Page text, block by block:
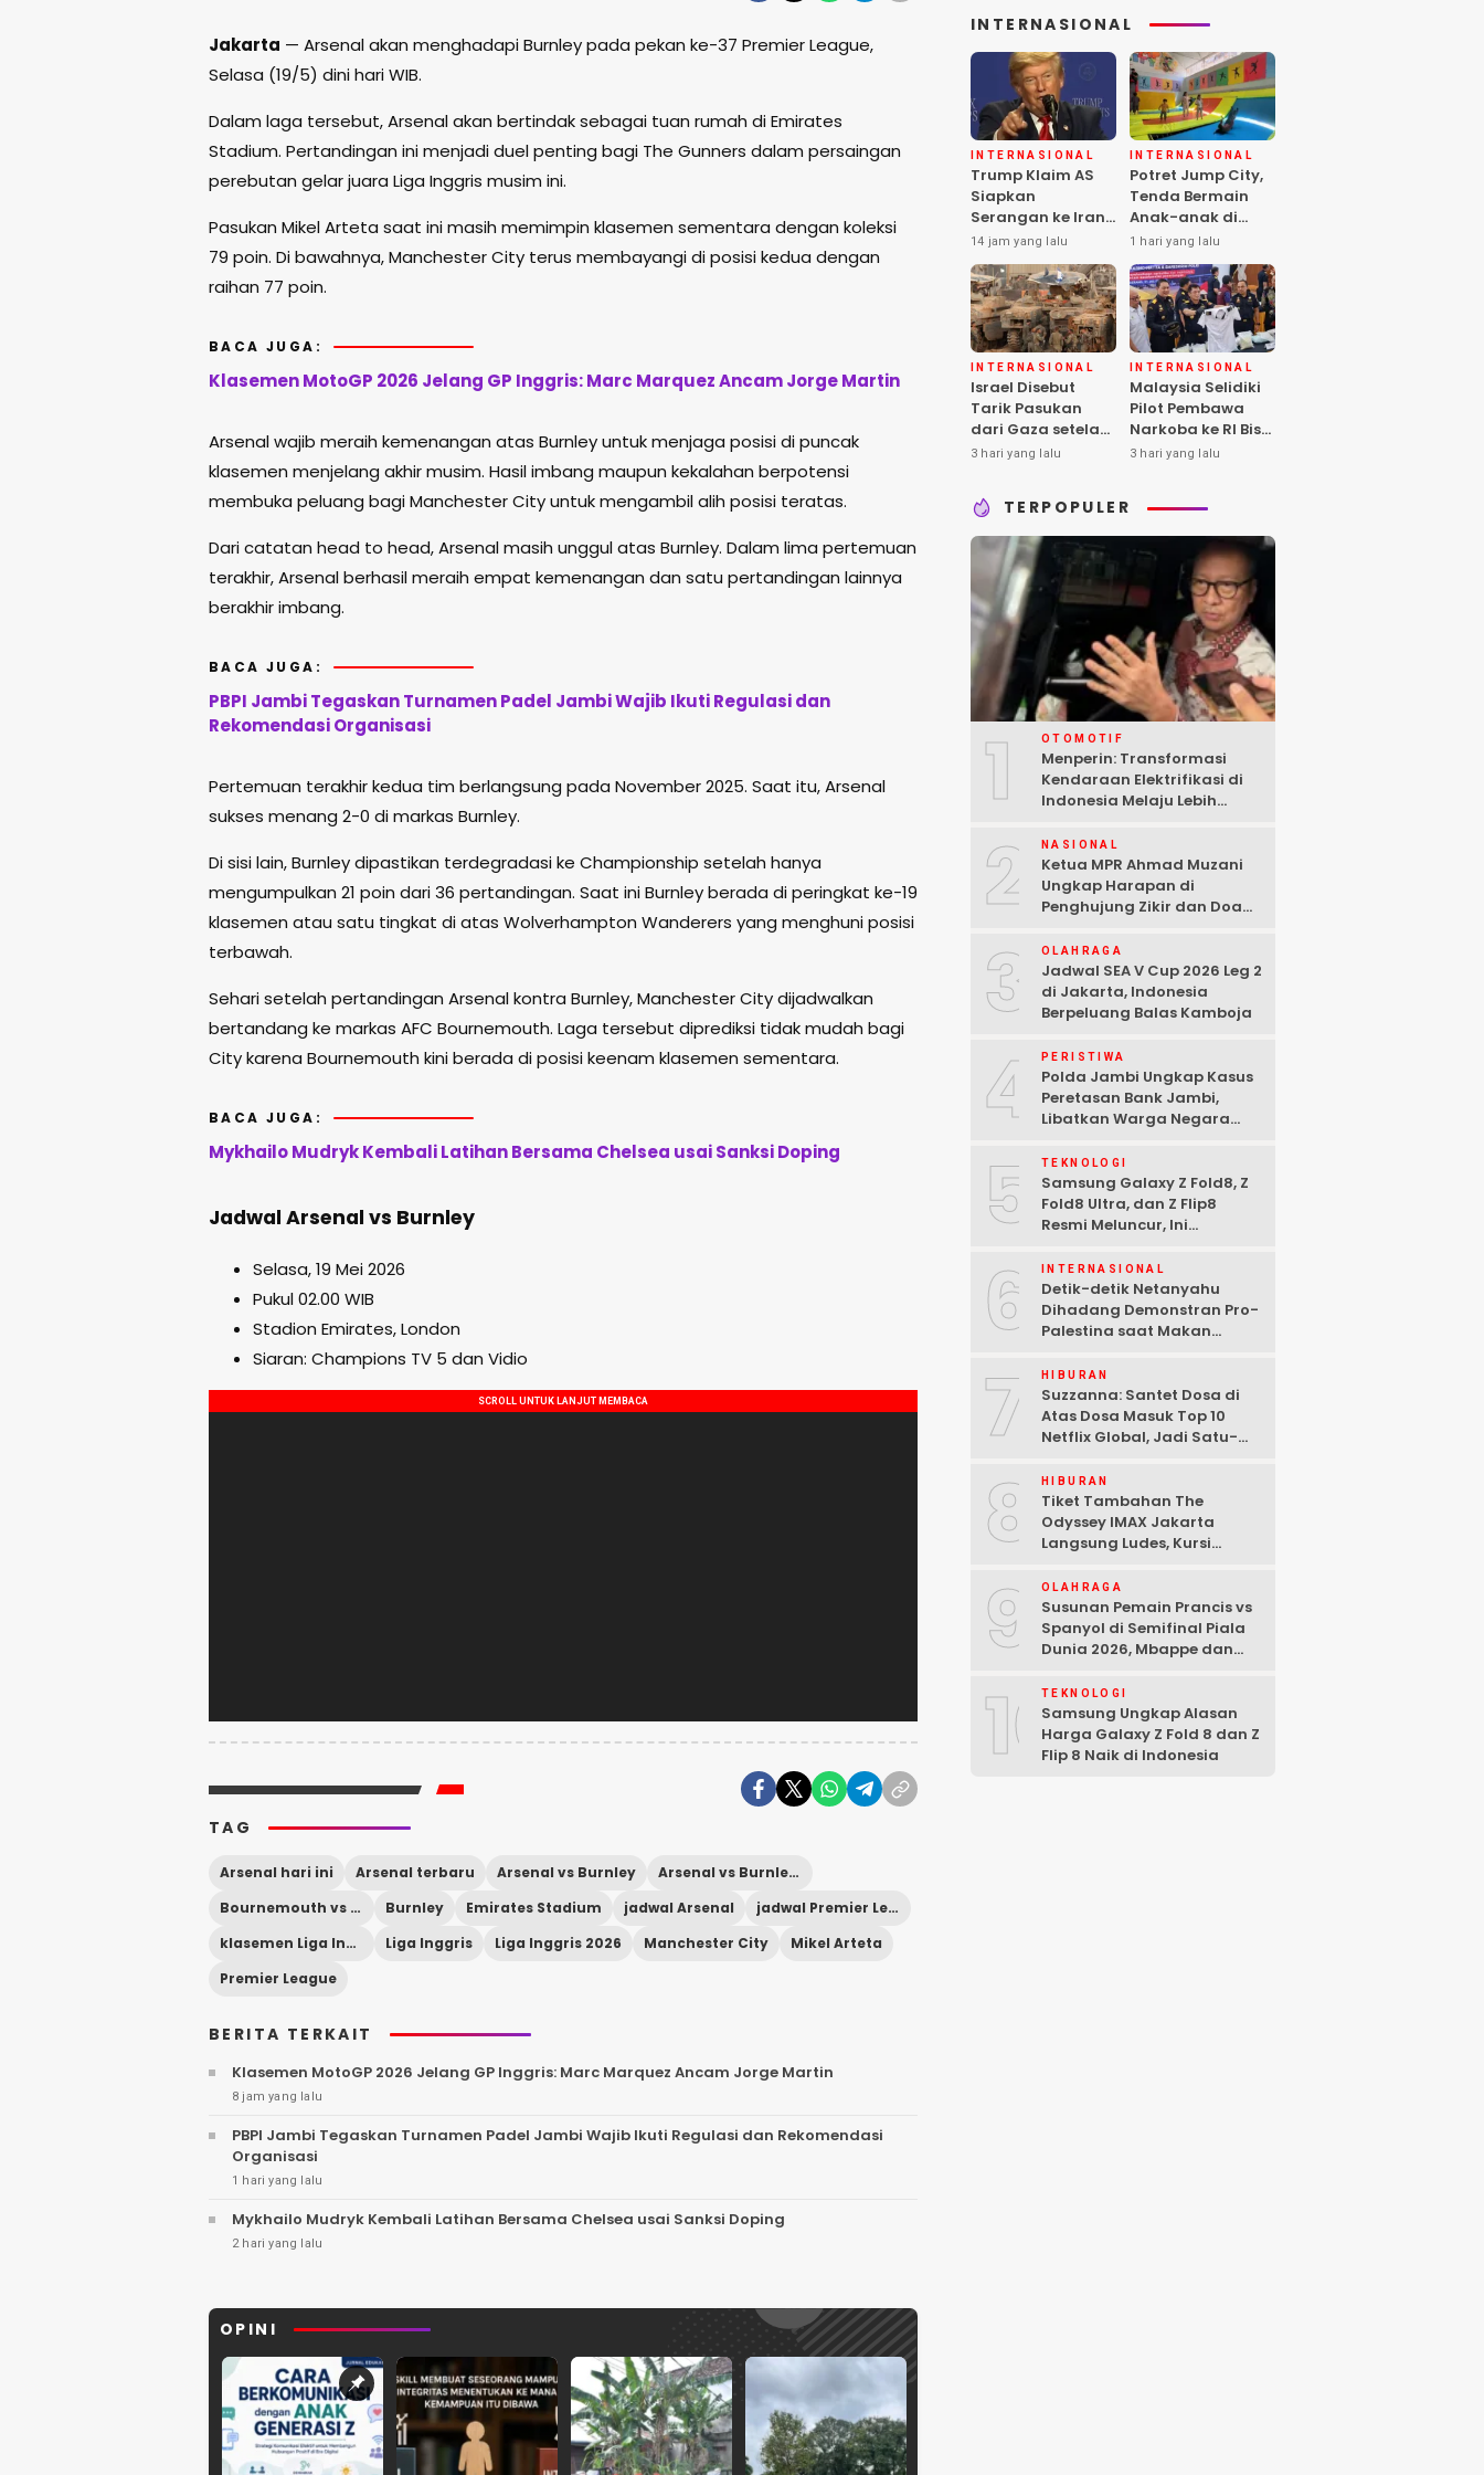
Jakarta — Arsenalakan menghadapiBurnleypada pekan ke-37 Premier League,
Selasa (19/5) dini hari WIB.
Dalam laga tersebut, Arsenal akan bertindak sebagai tuan rumah diEmirates
Stadium. Pertandingan ini menjadi duel penting bagi The Gunners dalam persaingan
perebutan gelar juara Liga Inggris musim ini.
Pasukan Mikel Arteta saat ini masih memimpin klasemen sementara dengan koleksi
79 poin. Di bawahnya,Manchester City terus membayangi di posisi kedua dengan
raihan 77 poin.
BACA JUGA:
Klasemen MotoGP 2026 Jelang GP Inggris: Marc Marquez Ancam Jorge Martin
Arsenal wajib meraih kemenangan atas Burnley untuk menjaga posisi di puncak
klasemen menjelang akhir musim. Hasil imbang maupun kekalahan berpotensi
membuka peluang bagi Manchester City untuk mengambil alih posisi teratas.
Dari catatan head to head, Arsenal masih unggul atas Burnley. Dalam lima pertemuan
terakhir, Arsenal berhasil meraih empat kemenangan dan satu pertandingan lainnya
berakhir imbang.
BACA JUGA:
PBPI Jambi Tegaskan Turnamen Padel Jambi Wajib Ikuti Regulasi dan
Rekomendasi Organisasi
Pertemuan terakhir kedua tim berlangsung pada November 2025. Saat itu, Arsenal
sukses menang 2-0 di markas Burnley.
Di sisi lain, Burnley dipastikan terdegradasi ke Championship setelah hanya
mengumpulkan 21 poin dari 36 pertandingan. Saat ini Burnley berada di peringkat ke-19
klasemen atau satu tingkat di atas Wolverhampton Wanderers yang menghuni posisi
terbawah.
Sehari setelah pertandingan Arsenal kontra Burnley, Manchester City dijadwalkan
bertandang ke markas AFC Bournemouth. Laga tersebut diprediksi tidak mudah bagi
City karena Bournemouth kini berada di posisi keenam klasemen sementara.
BACA JUGA:
Mykhailo Mudryk Kembali Latihan Bersama Chelsea usai Sanksi Doping
Jadwal Arsenal vs Burnley
Selasa, 19 Mei 2026
Pukul 02.00 WIB
Stadion Emirates, London
Siaran: Champions TV 5 dan Vidio
TAG
Arsenal hari ini Arsenal terbaru Arsenal vs Burnley
Arsenal vs Burnley live
Bournemouth vs Manchester City
Burnley Emirates Stadium jadwal Arsenal
jadwal Premier League
klasemen Liga Inggris
Liga Inggris Liga Inggris 2026 Manchester City
Mikel Arteta
Premier League
BERITA TERKAIT
Klasemen MotoGP 2026 Jelang GP Inggris: Marc Marquez Ancam Jorge Martin
8 jam yang lalu
PBPI Jambi Tegaskan Turnamen Padel Jambi Wajib Ikuti Regulasi dan Rekomendasi
Organisasi
1 hari yang lalu
Mykhailo Mudryk Kembali Latihan Bersama Chelsea usai Sanksi Doping
2 hari yang lalu
OPINI
INTERNASIONAL
INTERNASIONAL
Trump Klaim AS
Siapkan
Serangan ke Iran
Terbesar sejak
Perang Dunia II
14 jam yang lalu
INTERNASIONAL
Potret Jump City,
Tenda Bermain
Anak-anak di
Tengah Perang
Gaza
1 hari yang lalu
INTERNASIONAL
Israel Disebut
Tarik Pasukan
dari Gaza setelah
Hamas Selesai
3 hari yang lalu
INTERNASIONAL
Malaysia Selidiki
Pilot Pembawa
Narkoba ke RI Bisa
Lolos Pemeriksaan
3 hari yang lalu
TERPOPULER
1 OTOMOTIF
Menperin: Transformasi
Kendaraan Elektrifikasi di
Indonesia Melaju Lebih
2 NASIONAL
Ketua MPR Ahmad Muzani
Ungkap Harapan di
Penghujung Zikir dan Doa
3 OLAHRAGA
Jadwal SEA V Cup 2026 Leg 2
di Jakarta, Indonesia
Berpeluang Balas Kamboja
4 PERISTIWA
Polda Jambi Ungkap Kasus
Peretasan Bank Jambi,
Libatkan Warga Negara
Tersangka Ditangkap
5 TEKNOLOGI
Samsung Galaxy Z Fold8, Z
Fold8 Ultra, dan Z Flip8
Resmi Meluncur, Ini
6 INTERNASIONAL
Detik-detik Netanyahu
Dihadang Demonstran Pro-
Palestina saat Makan
7 HIBURAN
Suzzanna: Santet Dosa di
Atas Dosa Masuk Top 10
Netflix Global, Jadi Satu-
8 HIBURAN
Tiket Tambahan The
Odyssey IMAX Jakarta
Langsung Ludes, Kursi
9 OLAHRAGA
Susunan Pemain Prancis vs
Spanyol di Semifinal Piala
Dunia 2026, Mbappe dan
10TEKNOLOGI
Samsung Ungkap Alasan
Harga Galaxy Z Fold 8 dan Z
Flip 8 Naik di Indonesia